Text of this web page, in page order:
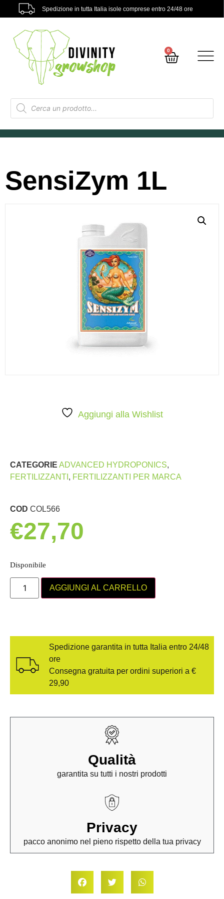
Spedizione in tutta Italia isole comprese entro 24/48 ore
0
SensiZym 1L
Aggiungi alla Wishlist
CATEGORIE ADVANCED HYDROPONICS,
FERTILIZZANTI , FERTILIZZANTI PER MARCA
COD COL566
€27,70
Disponibile
AGGIUNGI AL CARRELLO
Spedizione garantita in tutta Italia entro 24/48
ore
Consegna gratuita per ordini superiori a €
29,90
Qualità
garantita su tutti i nostri prodotti
Privacy
pacco anonimo nel pieno rispetto della tua privacy